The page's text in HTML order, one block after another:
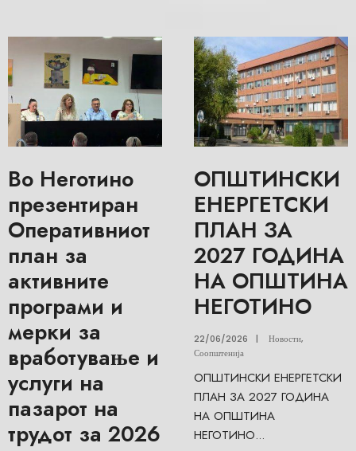
Во Неготино
презентиран
Оперативниот
план за
активните
програми и
мерки за
вработување и
услуги на
пазарот на
трудот за 2026
ОПШТИНСКИ
ЕНЕРГЕТСКИ
ПЛАН ЗА
2027 ГОДИНА
НА ОПШТИНА
НЕГОТИНО
22/06/2026 | Новости,
Соопштенија
ОПШТИНСКИ ЕНЕРГЕТСКИ
ПЛАН ЗА 2027 ГОДИНА
НА ОПШТИНА
НЕГОТИНО...